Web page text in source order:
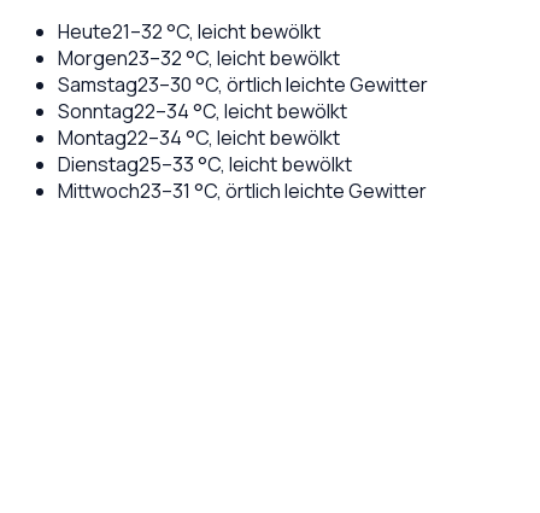
Heute21–32°C, leicht bewölkt
Morgen23–32°C, leicht bewölkt
Samstag23–30°C, örtlich leichte Gewitter
Sonntag22–34°C, leicht bewölkt
Montag22–34°C, leicht bewölkt
Dienstag25–33°C, leicht bewölkt
Mittwoch23–31 °C, örtlich leichte Gewitter